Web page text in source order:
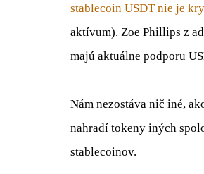
stablecoin USDT nie je
aktívum). Zoe Phillips z
majú aktuálne podporu
Nám nezostáva nič iné,
nahradí tokeny iných
stablecoinov.